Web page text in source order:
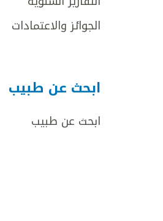
الجوائز والاعتمادات
ابحث عن طبيب
ابحث عن طبيب